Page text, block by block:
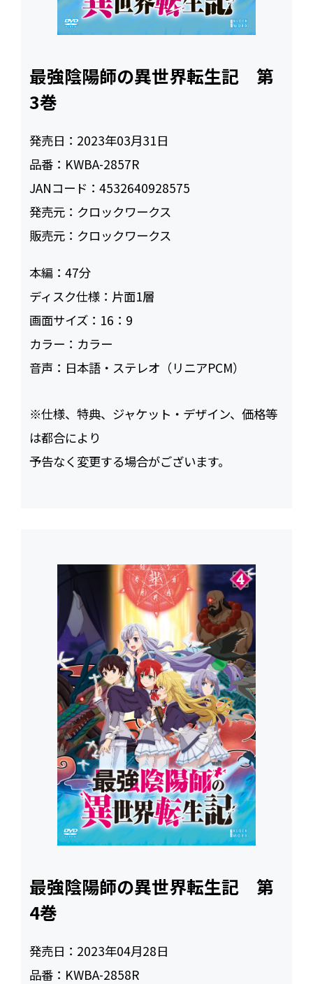
最強陰陽師の異世界転生記 第
3巻
発売日： 2023年03月31日
品番： KWBA-2857R
JANコード：4532640928575
発売元： クロックワークス
販売元： クロックワークス
本編：47
ディスク仕様： 片面1層
画面サイズ： 16：9
カラー： カラー
音声： 日本語・ステレオ（リニアPCM）
※仕様、特典、ジャケット・デザイン、価格等
は都合により
予告なく変更する場合がございます。
最強陰陽師の異世界転生記 第
4巻
発売日： 2023年04月28日
品番： KWBA-2858R